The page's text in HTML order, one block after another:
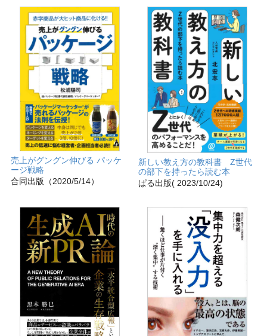
売上がグングン伸びる パッケ
ージ戦略
合同出版（2020/5/14）
新しい教え方の教科書 Z世代
の部下を持ったら読む本
ぱる出版( 2023/10/24)